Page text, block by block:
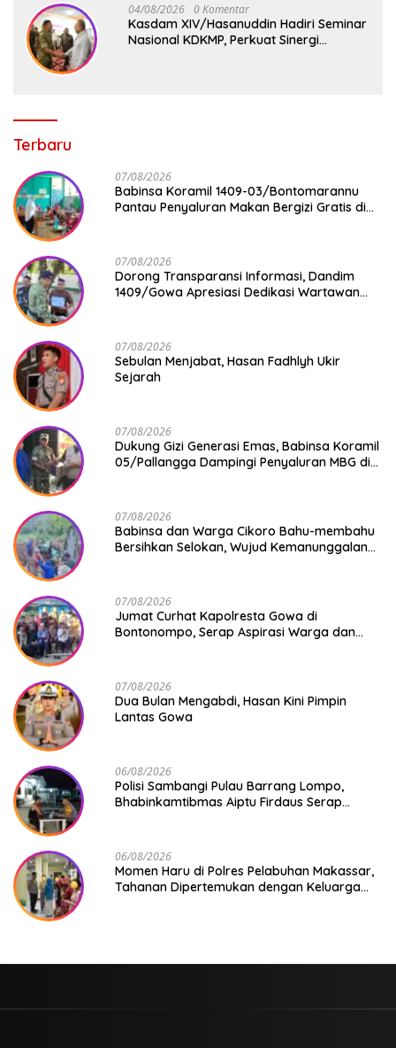
04/08/2026 0 Komentar
Kasdam XIV/Hasanuddin Hadiri Seminar
Nasional KDKMP, Perkuat Sinergi
Terbaru
07/08/2026
Babinsa Koramil 1409-03/Bontomarannu
Pantau Penyaluran Makan Bergizi Gratis di
07/08/2026
Dorong Transparansi Informasi, Dandim
1409/Gowa Apresiasi Dedikasi Wartawan
07/08/2026
Sebulan Menjabat, Hasan Fadhlyh Ukir
Sejarah
07/08/2026
Dukung Gizi Generasi Emas, Babinsa Koramil
05/Pallangga Dampingi Penyaluran MBG di
07/08/2026
Babinsa dan Warga Cikoro Bahu-membahu
Bersihkan Selokan, Wujud Kemanunggalan
07/08/2026
Jumat Curhat Kapolresta Gowa di
Bontonompo, Serap Aspirasi Warga dan
07/08/2026
Dua Bulan Mengabdi, Hasan Kini Pimpin
Lantas Gowa
06/08/2026
Polisi Sambangi Pulau Barrang Lompo,
Bhabinkamtibmas Aiptu Firdaus Serap
06/08/2026
Momen Haru di Polres Pelabuhan Makassar,
Tahanan Dipertemukan dengan Keluarga